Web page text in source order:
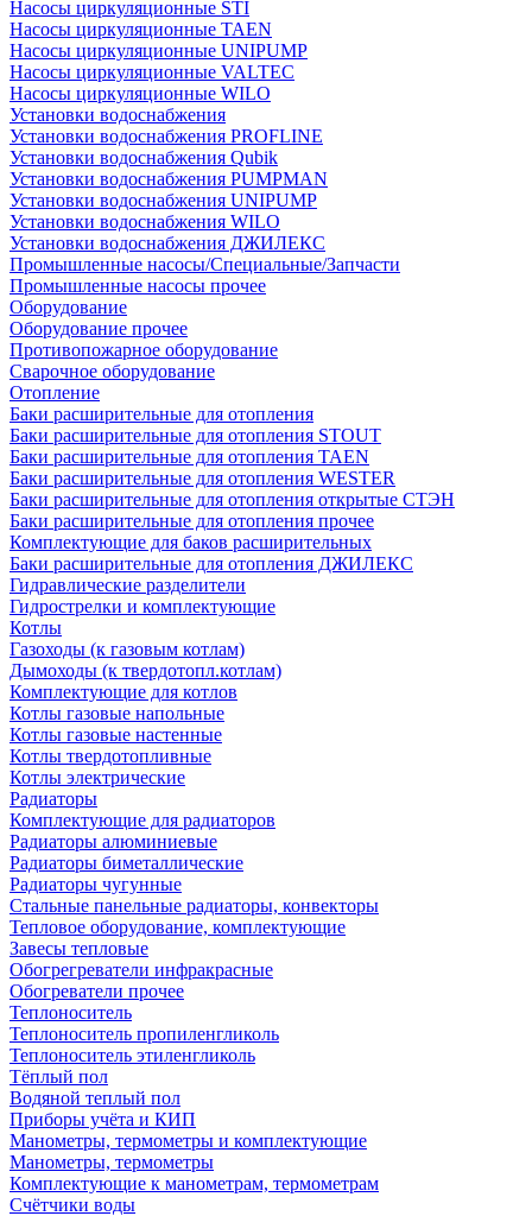
Насосы циркуляционные STI
Насосы циркуляционные TAEN
Насосы циркуляционные UNIPUMP
Насосы циркуляционные VALTEC
Насосы циркуляционные WILO
Установки водоснабжения
Установки водоснабжения PROFLINE
Установки водоснабжения Qubik
Установки водоснабжения PUMPMAN
Установки водоснабжения UNIPUMP
Установки водоснабжения WILO
Установки водоснабжения ДЖИЛЕКС
Промышленные насосы/Специальные/Запчасти
Промышленные насосы прочее
Оборудование
Оборудование прочее
Противопожарное оборудование
Сварочное оборудование
Отопление
Баки расширительные для отопления
Баки расширительные для отопления STOUT
Баки расширительные для отопления TAEN
Баки расширительные для отопления WESTER
Баки расширительные для отопления открытые СТЭН
Баки расширительные для отопления прочее
Комплектующие для баков расширительных
Баки расширительные для отопления ДЖИЛЕКС
Гидравлические разделители
Гидрострелки и комплектующие
Котлы
Газоходы (к газовым котлам)
Дымоходы (к твердотопл.котлам)
Комплектующие для котлов
Котлы газовые напольные
Котлы газовые настенные
Котлы твердотопливные
Котлы электрические
Радиаторы
Комплектующие для радиаторов
Радиаторы алюминиевые
Радиаторы биметаллические
Радиаторы чугунные
Стальные панельные радиаторы, конвекторы
Тепловое оборудование, комплектующие
Завесы тепловые
Обогрегреватели инфракрасные
Обогреватели прочее
Теплоноситель
Теплоноситель пропиленгликоль
Теплоноситель этиленгликоль
Тёплый пол
Водяной теплый пол
Приборы учёта и КИП
Манометры, термометры и комплектующие
Манометры, термометры
Комплектующие к манометрам, термометрам
Счётчики воды